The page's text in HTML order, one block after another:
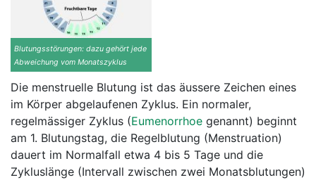
Blutungsstörungen: dazu gehört jede
Abweichung vom Monatszyklus
Die menstruelle Blutung ist das äussere Zeichen eines
im Körper abgelaufenen Zyklus. Ein normaler,
regelmässiger Zyklus (Eumenorrhoe genannt) beginnt
am 1. Blutungstag, die Regelblutung (Menstruation)
dauert im Normalfall etwa 4 bis 5 Tage und die
Zykluslänge (Intervall zwischen zwei Monatsblutungen)